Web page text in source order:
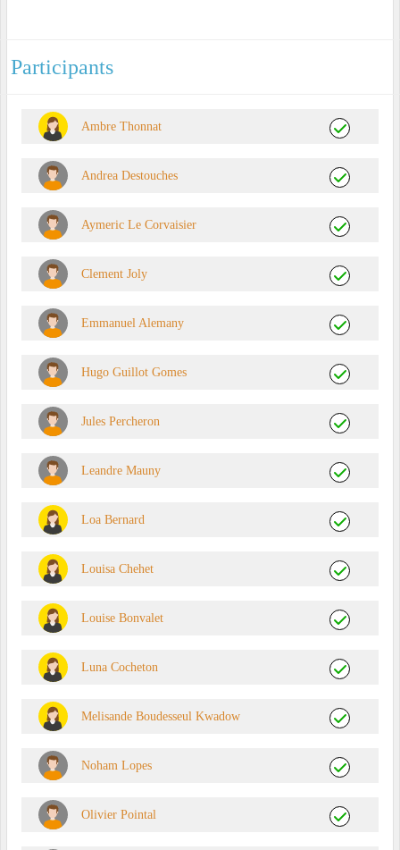
Participants
Ambre Thonnat
Andrea Destouches
Aymeric Le Corvaisier
Clement Joly
Emmanuel Alemany
Hugo Guillot Gomes
Jules Percheron
Leandre Mauny
Loa Bernard
Louisa Chehet
Louise Bonvalet
Luna Cocheton
Melisande Boudesseul Kwadow
Noham Lopes
Olivier Pointal